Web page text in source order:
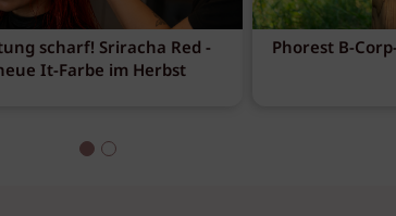
scharf! Sriracha Red -
It-Farbe im Herbst
Phorest B-